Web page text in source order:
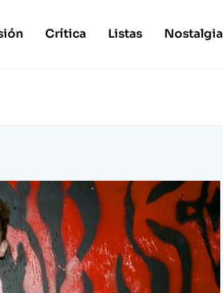
Crítica Listas Nostalgia